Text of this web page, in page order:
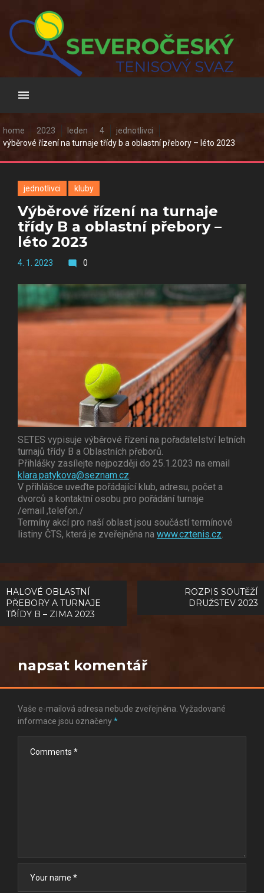
content
home 2023 leden 4
jednotlivci
výběrové řízení na turnaje třídy b a oblastní přebory – léto 2023
jednotlivci kluby
Výběrové řízení na turnaje
třídy B a oblastní přebory –
léto 2023
4. 1. 2023 mode_comment 0
SETES vypisuje výběrové řízení na pořadatelství letních
turnajů třídy B a Oblastních přeborů.
Přihlášky zasílejte nejpozději do 25.1.2023 na email
klara.patykova@seznam.cz.
V přihlášce uveďte pořádající klub, adresu, počet a
dvorců a kontaktní osobu pro pořádání turnaje
/email ,telefon./
Termíny akcí pro naší oblast jsou součástí termínové
listiny ČTS, která je zveřejněna na www.cztenis.cz.
Navigace
pro
příspěvek
HALOVÉ OBLASTNÍ
PŘEBORY A TURNAJE
TŘÍDY B – ZIMA 2023
ROZPIS SOUTĚŽÍ
DRUŽSTEV 2023
napsat komentář
Vaše e-mailová adresa nebude zveřejněna. Vyžadované
informace jsou označeny*